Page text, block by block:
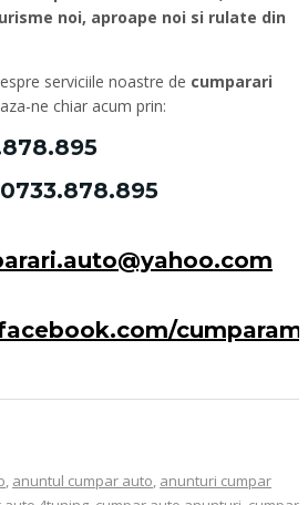
noi, aproape noi si rulate din
serviciile noastre de cumparari
ne chiar acum prin:
, anuntul cumpar auto, anunturi cumpar